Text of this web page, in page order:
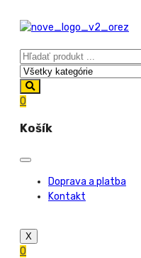
0
Košík
Doprava a platba
Kontakt
X
0